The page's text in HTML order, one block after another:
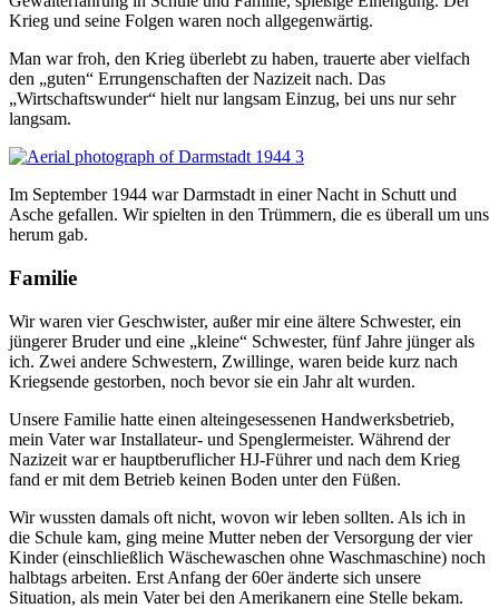
Krieg und seine Folgen waren noch allgegenwärtig.
Man war froh, den Krieg überlebt zu haben, trauerte aber vielfach
den „guten“ Errungenschaften der Nazizeit nach. Das
„Wirtschaftswunder“ hielt nur langsam Einzug, bei uns nur sehr
langsam.
Im September 1944 war Darmstadt in einer Nacht in Schutt und
Asche gefallen. Wir spielten in den Trümmern, die es überall um uns
herum gab.
Familie
Wir waren vier Geschwister, außer mir eine ältere Schwester, ein
jüngerer Bruder und eine „kleine“ Schwester, fünf Jahre jünger als
ich. Zwei andere Schwestern, Zwillinge, waren beide kurz nach
Kriegsende gestorben, noch bevor sie ein Jahr alt wurden.
Unsere Familie hatte einen alteingesessenen Handwerksbetrieb,
mein Vater war Installateur- und Spenglermeister. Während der
Nazizeit war er hauptberuflicher HJ-Führer und nach dem Krieg
fand er mit dem Betrieb keinen Boden unter den Füßen.
Wir wussten damals oft nicht, wovon wir leben sollten. Als ich in
die Schule kam, ging meine Mutter neben der Versorgung der vier
Kinder (einschließlich Wäschewaschen ohne Waschmaschine) noch
halbtags arbeiten. Erst Anfang der 60er änderte sich unsere
Situation, als mein Vater bei den Amerikanern eine Stelle bekam.